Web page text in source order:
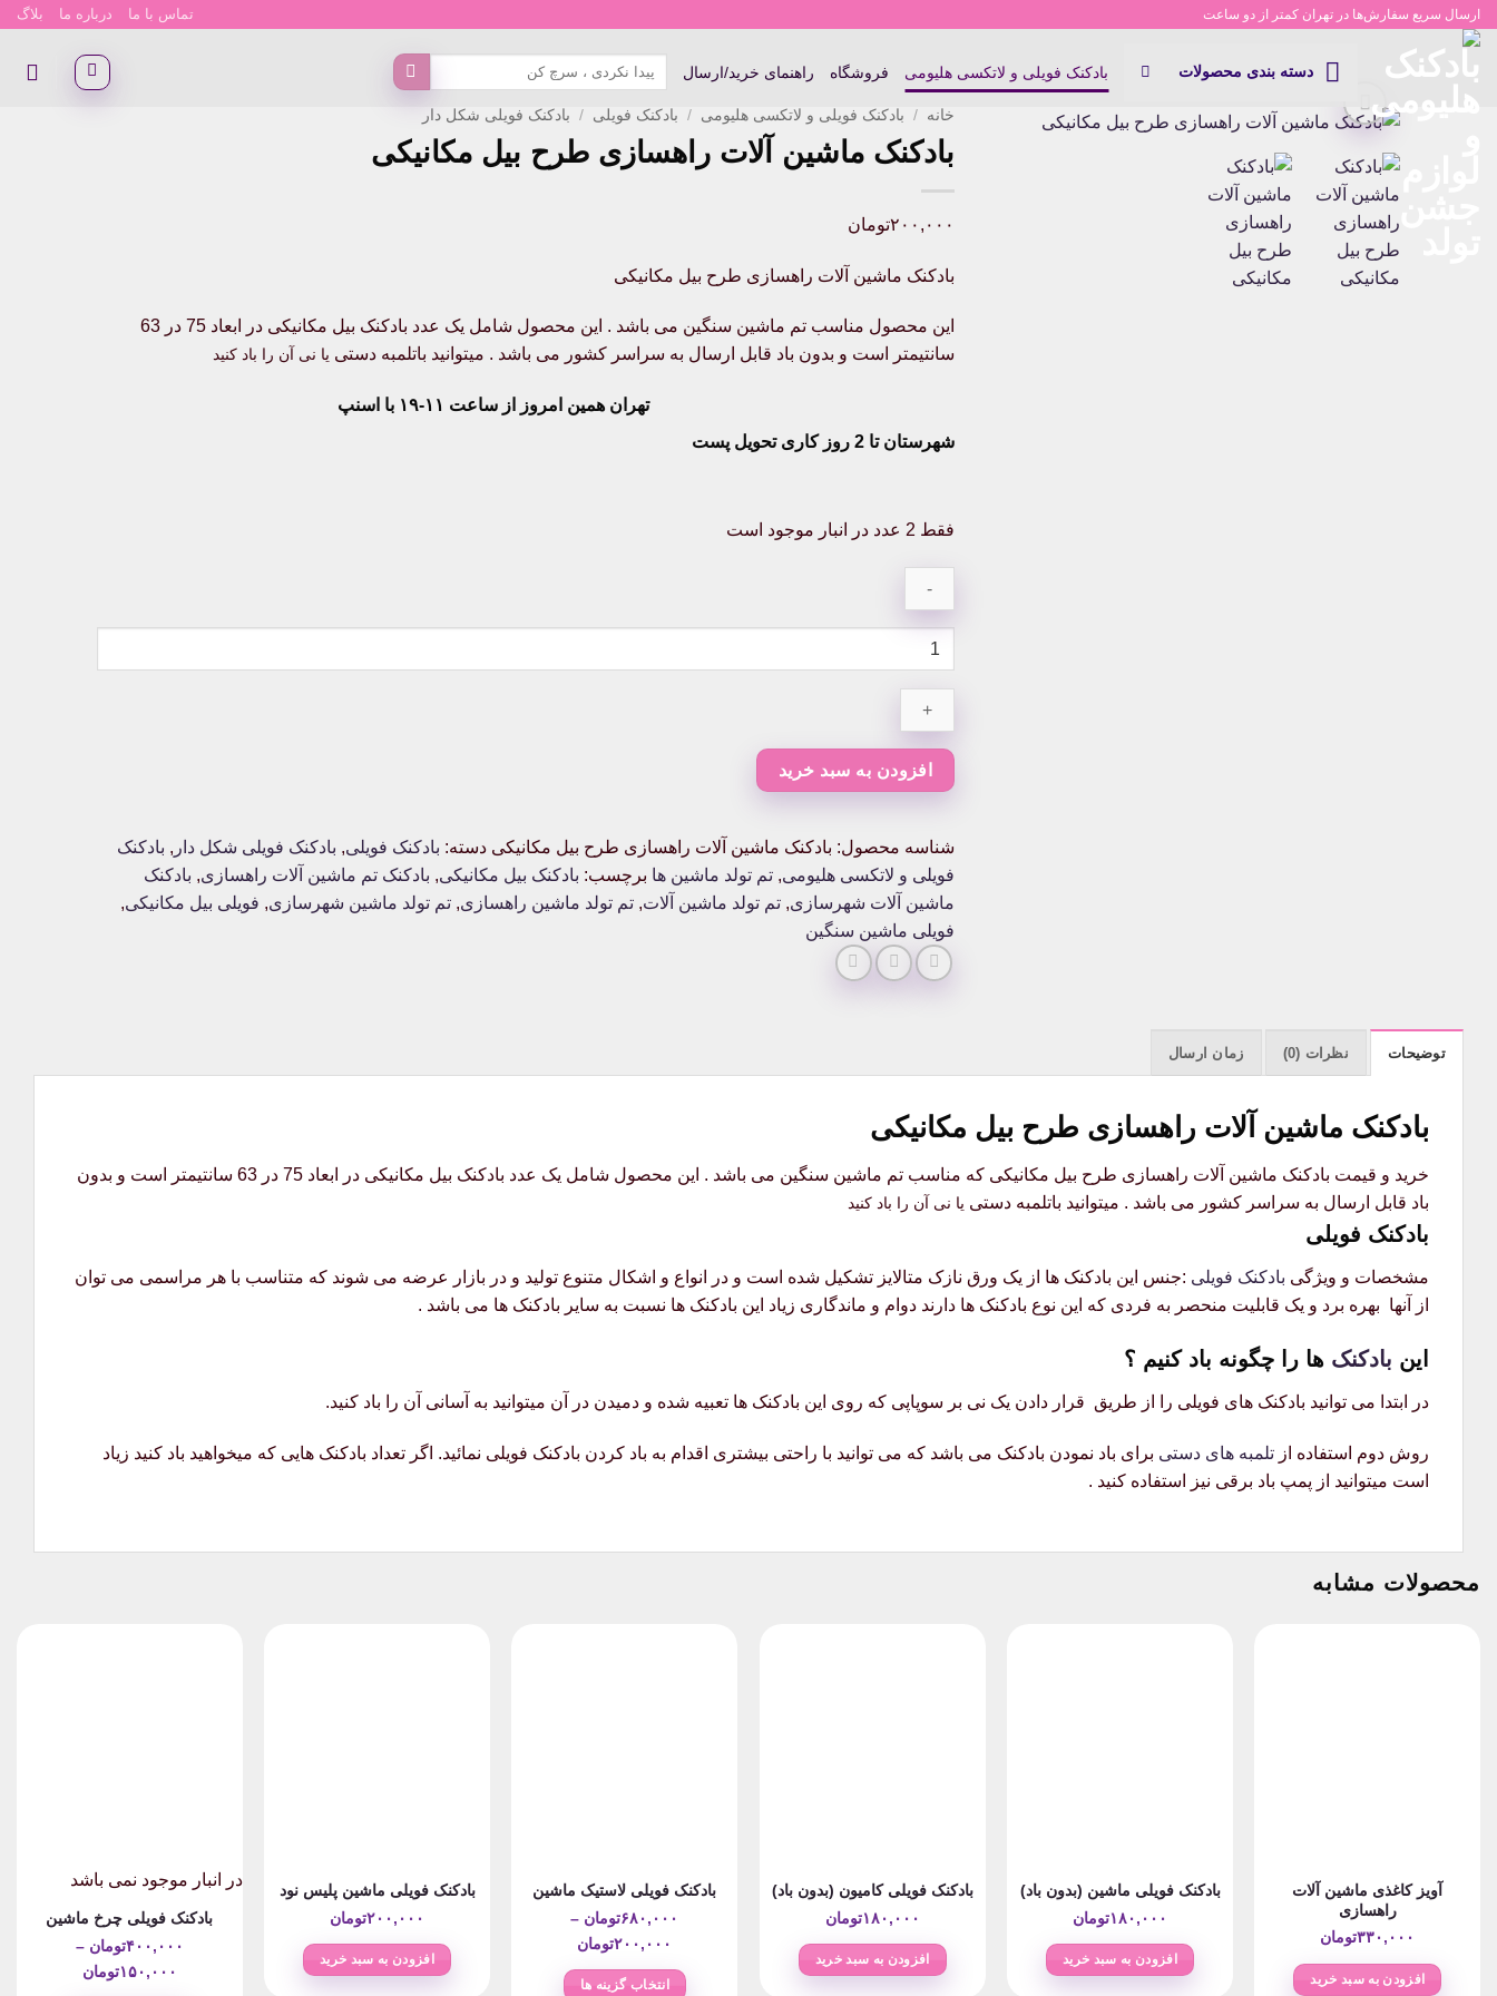
Skip
content
ارسال سریع سفارش‌ها در تهران کمتر از دو ساعت تماس با ما درباره ما بلاگ
دسته بندی محصولات بادکنک فویلی و لاتکسی هلیومی فروشگاه راهنمای خرید/ارسال
جستجو
برای:
خانه / بادکنک فویلی و لاتکسی هلیومی / بادکنک فویلی / بادکنک فویلی شکل دار
بادکنک ماشین آلات راهسازی طرح بیل مکانیکی
۲۰۰,۰۰۰تومان
بادکنک ماشین آلات راهسازی طرح بیل مکانیکی
این محصول مناسب تم ماشین سنگین می باشد . این محصول شامل یک عدد بادکنک بیل مکانیکی در ابعاد 75 در 63
سانتیمتر است و بدون باد قابل ارسال به سراسر کشور می باشد . میتوانید باتلمبه دستی یا نی آن را باد کنید
تهران همین امروز از ساعت ۱۱-۱۹ با اسنپ
شهرستان تا 2 روز کاری تحویل پست
فقط 2 عدد در انبار موجود است
بادکنک
آلات
راهسازی
مکانیکی
افزودن به سبد خرید
شناسه محصول: بادکنک ماشین آلات راهسازی طرح بیل مکانیکی دسته: بادکنک فویلی, بادکنک فویلی شکل دار , بادکنک
فویلی و لاتکسی هلیومی, تم تولد ماشین ها برچسب: بادکنک بیل مکانیکی, بادکنک تم ماشین آلات راهسازی, بادکنک
ماشین آلات شهرسازی, تم تولد ماشین آلات, تم تولد ماشین راهسازی, تم تولد ماشین شهرسازی, فویلی بیل مکانیکی,
فویلی ماشین سنگین
توضیحات نظرات (0) زمان ارسال
بادکنک ماشین آلات راهسازی طرح بیل مکانیکی
خرید و قیمت بادکنک ماشین آلات راهسازی طرح بیل مکانیکی که مناسب تم ماشین سنگین می باشد . این محصول شامل یک عدد بادکنک بیل مکانیکی در ابعاد 75 در 63 سانتیمتر است و بدون
باد قابل ارسال به سراسر کشور می باشد . میتوانید باتلمبه دستی یا نی آن را باد کنید
بادکنک فویلی
مشخصات و ویژگی بادکنک فویلی :جنس این بادکنک ها از یک ورق نازک متالایز تشکیل شده است و در انواع و اشکال متنوع تولید و در بازار عرضه می شوند که متناسب با هر مراسمی می توان
از آنها بهره برد و یک قابلیت منحصر به فردی که این نوع بادکنک ها دارند دوام و ماندگاری زیاد این بادکنک ها نسبت به سایر بادکنک ها می باشد .
این بادکنک ها را چگونه باد کنیم ؟
در ابتدا می توانید بادکنک های فویلی را از طریق قرار دادن یک نی بر سوپاپی که روی این بادکنک ها تعبیه شده و دمیدن در آن میتوانید به آسانی آن را باد کنید.
روش دوم استفاده از تلمبه های دستی برای باد نمودن بادکنک می باشد که می توانید با راحتی بیشتری اقدام به باد کردن بادکنک فویلی نمائید. اگر تعداد بادکنک هایی که میخواهید باد کنید زیاد
است میتوانید از پمپ باد برقی نیز استفاده کنید .
محصولات مشابه
آویز کاغذی ماشین آلات
راهسازی
۳۳۰,۰۰۰تومان
افزودن به سبد خرید
بادکنک فویلی ماشین (بدون باد)
۱۸۰,۰۰۰تومان
افزودن به سبد خرید
بادکنک فویلی کامیون (بدون باد)
۱۸۰,۰۰۰تومان
افزودن به سبد خرید
بادکنک فویلی لاستیک ماشین
۶۸۰,۰۰۰تومان –
۲۰۰,۰۰۰تومانPrice
range:
انتخاب گزینه ها
بادکنک فویلی ماشین پلیس نود
۲۰۰,۰۰۰تومان
افزودن به سبد خرید
در انبار موجود نمی باشد
بادکنک فویلی چرخ ماشین
۴۰۰,۰۰۰تومان –
۱۵۰,۰۰۰تومان